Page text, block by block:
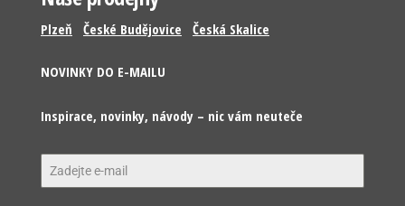
Plzeň České Budějovice Česká Skalice
NOVINKY DO E-MAILU
Inspirace, novinky, návody – nic vám neuteče